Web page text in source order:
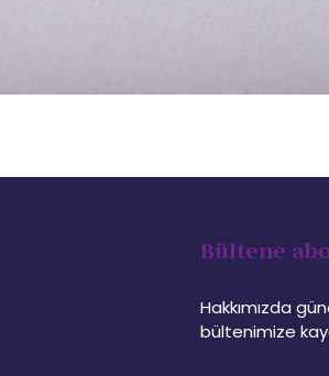
Bültene
Hakkımızda
bültenimize